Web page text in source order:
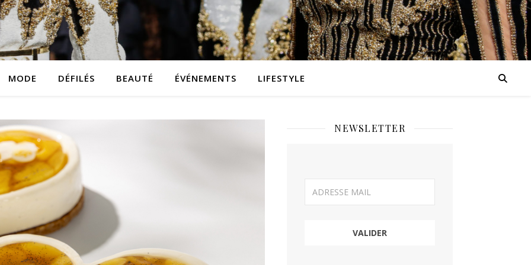
MODE DÉFILÉS BEAUTÉ ÉVÉNEMENTS LIFESTYLE
NEWSLETTER